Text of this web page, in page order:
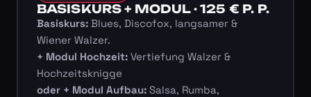
BASISKURS + MODUL · 125 € P. P.
Basiskurs:Blues, Discofox, langsamer &
Wiener Walzer.
+ Modul Hochzeit:Vertiefung Walzer &
Hochzeitsknigge
oder + Modul Aufbau:Salsa, Rumba,